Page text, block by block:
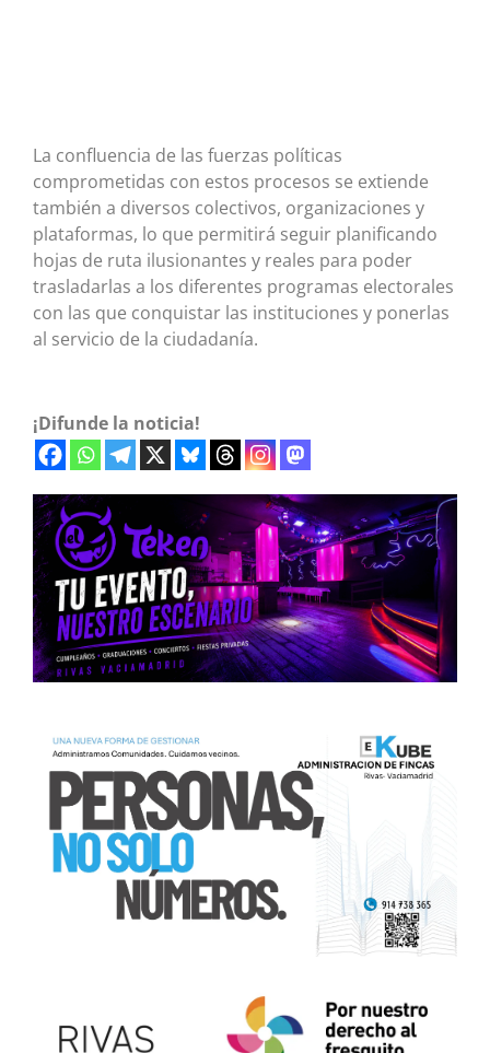
La confluencia de las fuerzas políticas
comprometidas con estos procesos se extiende
también a diversos colectivos, organizaciones y
plataformas, lo que permitirá seguir planificando
hojas de ruta ilusionantes y reales para poder
trasladarlas a los diferentes programas electorales
con las que conquistar las instituciones y ponerlas
al servicio de la ciudadanía.
¡Difunde la noticia!